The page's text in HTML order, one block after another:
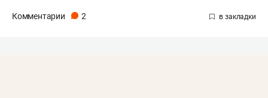
Комментарии 2